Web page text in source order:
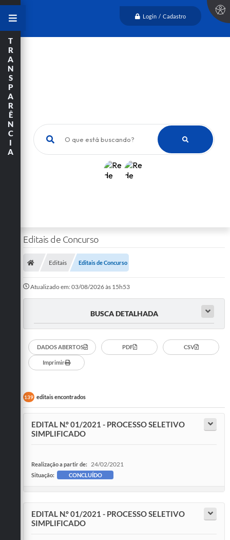
Login / Cadastro
O que está buscando?
T
R
A
N
S
P
A
R
Ê
N
C
I
A
Editais de Concurso
Editais Editais de Concurso
Atualizado em: 03/08/2026 às 15h53
BUSCA DETALHADA
DADOS ABERTOS PDF CSV
Imprimir
139 editais encontrados
EDITAL N.º 01/2021 - PROCESSO SELETIVO
SIMPLIFICADO
Realização a partir de: 24/02/2021
Situação: CONCLUÍDO
EDITAL N.º 01/2021 - PROCESSO SELETIVO
SIMPLIFICADO